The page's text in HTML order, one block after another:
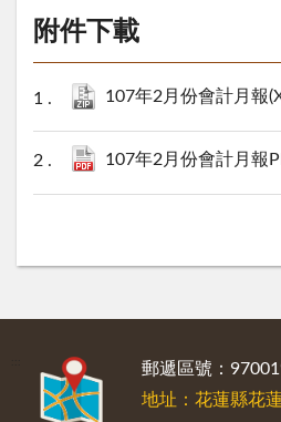
附件下載
107年2月份會計月報
107年2月份會計月報
郵遞區號：
地址：花蓮縣花